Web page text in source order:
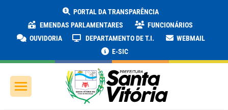
PORTAL DA TRANSPARÊNCIA
EMENDAS PARLAMENTARES
FUNCIONÁRIOS
OUVIDORIA
DEPARTAMENTO DE T.I.
WEBMAIL
E-SIC